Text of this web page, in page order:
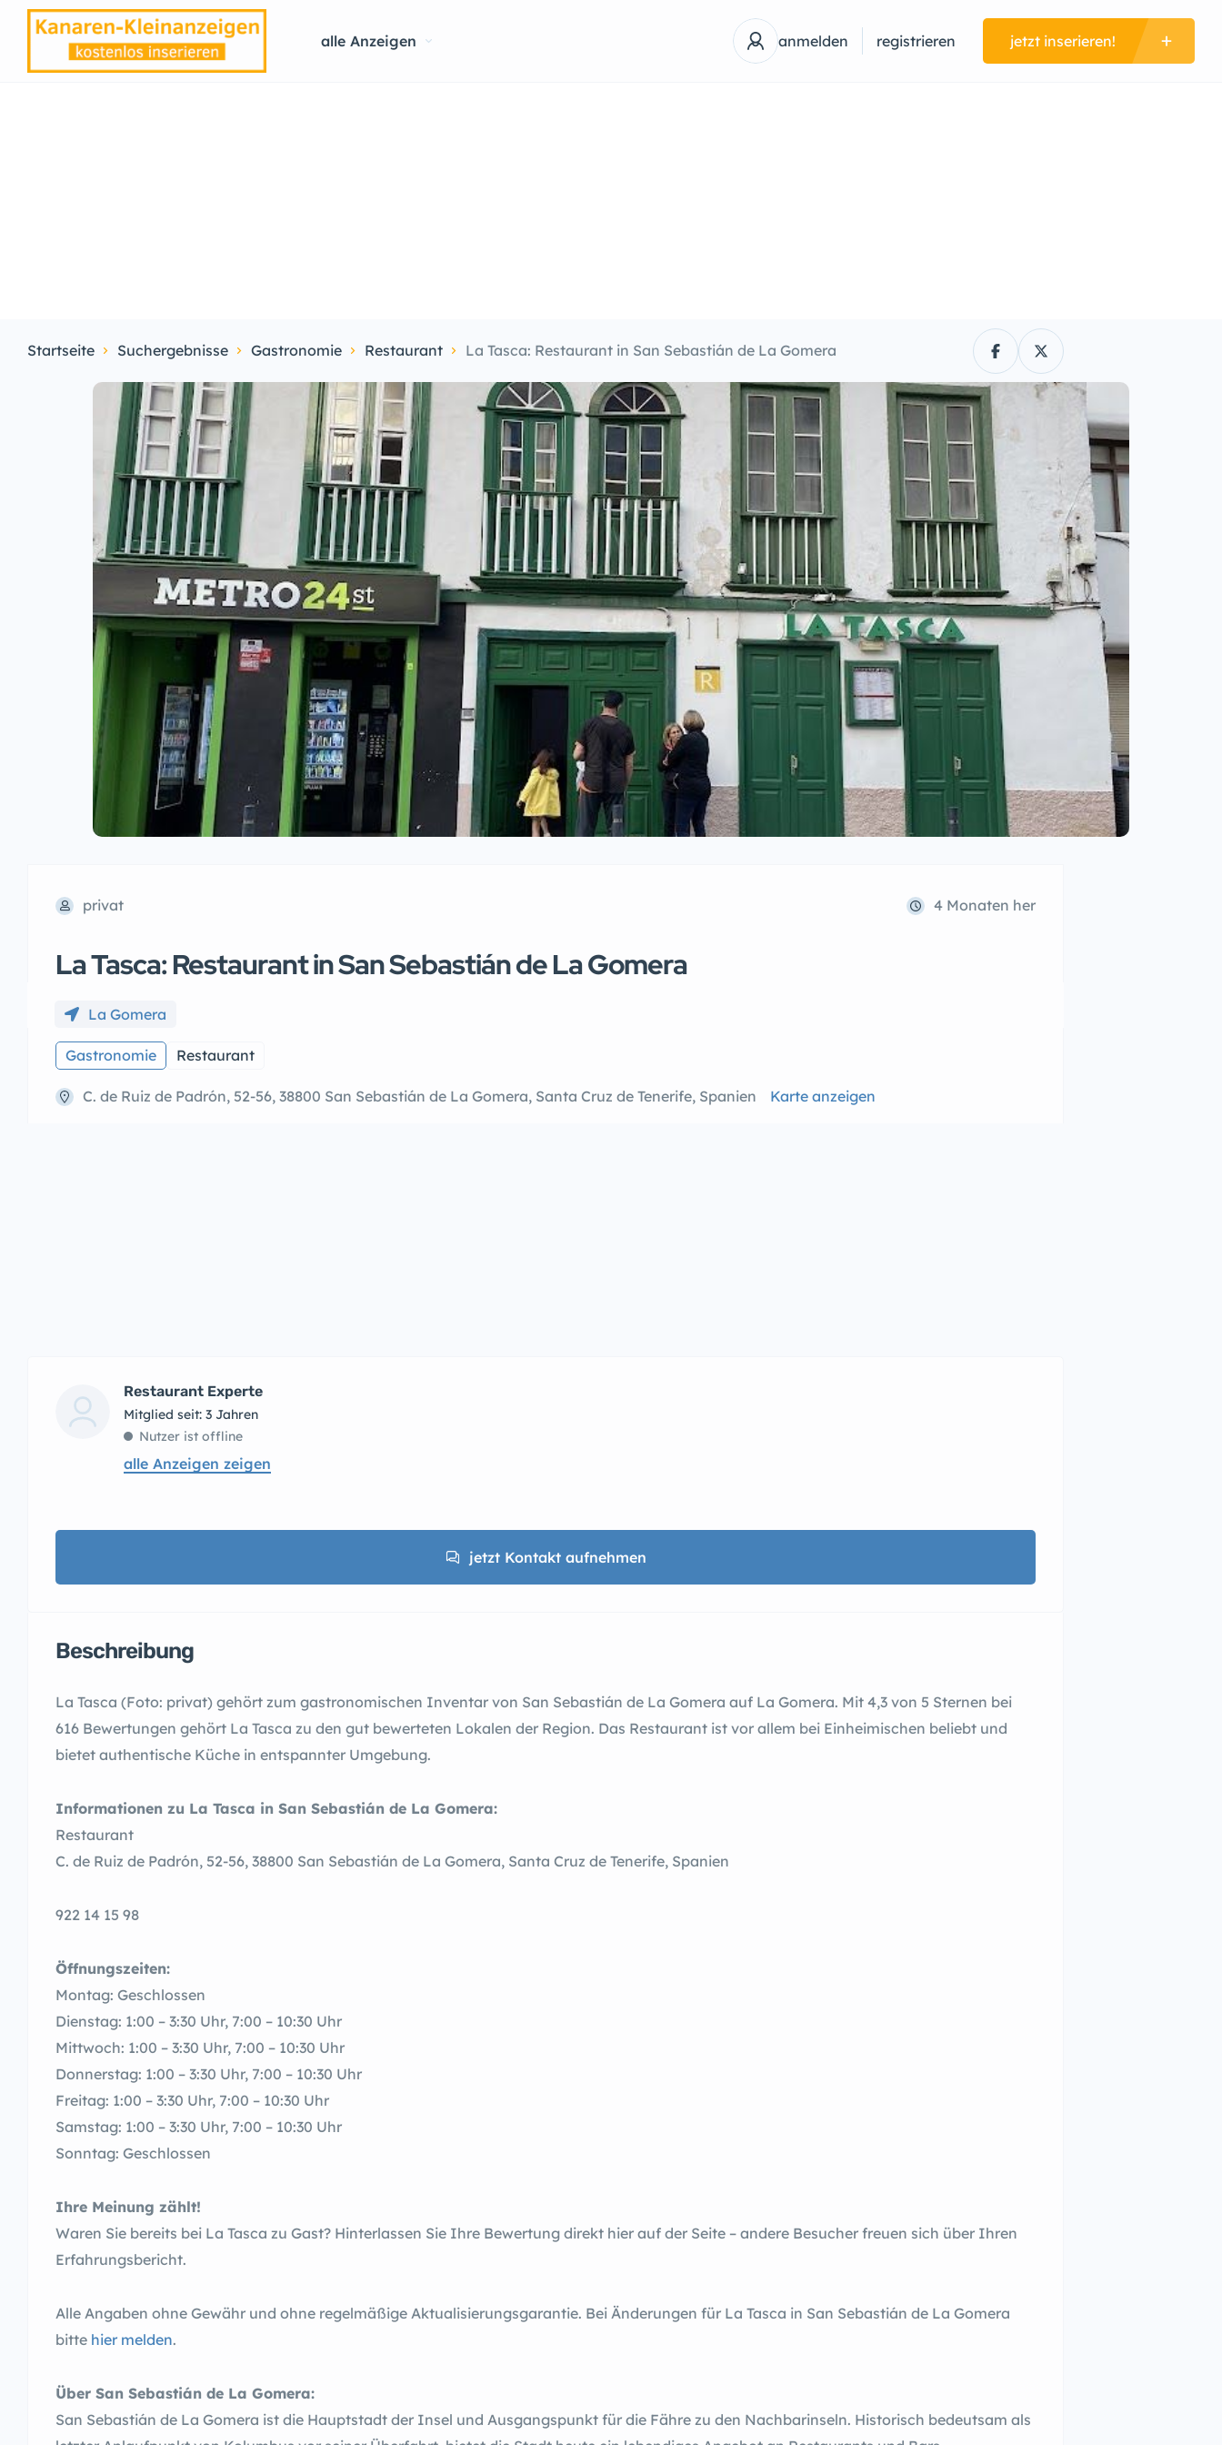
alle Anzeigen anmelden registrieren jetzt inserieren!
Startseite Suchergebnisse Gastronomie Restaurant La Tasca: Restaurant in San Sebastián de La Gomera
privat 4 Monaten her
La Tasca: Restaurant in San Sebastián de La Gomera
La Gomera
Gastronomie Restaurant
C. de Ruiz de Padrón, 52-56, 38800 San Sebastián de La Gomera, Santa Cruz de Tenerife, Spanien Karte anzeigen
Restaurant Experte
Mitglied seit: 3 Jahren
Nutzer ist offline
alle Anzeigen zeigen
jetzt Kontakt aufnehmen
Beschreibung
La Tasca (Foto: privat) gehört zum gastronomischen Inventar von San Sebastián de La Gomera auf La Gomera. Mit 4,3 von 5 Sternen bei
616 Bewertungen gehört La Tasca zu den gut bewerteten Lokalen der Region. Das Restaurant ist vor allem bei Einheimischen beliebt und
bietet authentische Küche in entspannter Umgebung.
Informationen zu La Tasca in San Sebastián de La Gomera:
Restaurant
C. de Ruiz de Padrón, 52-56, 38800 San Sebastián de La Gomera, Santa Cruz de Tenerife, Spanien
922 14 15 98
Öffnungszeiten:
Montag: Geschlossen
Dienstag: 1:00 – 3:30 Uhr, 7:00 – 10:30 Uhr
Mittwoch: 1:00 – 3:30 Uhr, 7:00 – 10:30 Uhr
Donnerstag: 1:00 – 3:30 Uhr, 7:00 – 10:30 Uhr
Freitag: 1:00 – 3:30 Uhr, 7:00 – 10:30 Uhr
Samstag: 1:00 – 3:30 Uhr, 7:00 – 10:30 Uhr
Sonntag: Geschlossen
Ihre Meinung zählt!
Waren Sie bereits bei La Tasca zu Gast? Hinterlassen Sie Ihre Bewertung direkt hier auf der Seite – andere Besucher freuen sich über Ihren
Erfahrungsbericht.
Alle Angaben ohne Gewähr und ohne regelmäßige Aktualisierungsgarantie. Bei Änderungen für La Tasca in San Sebastián de La Gomera
bitte hier melden.
Über San Sebastián de La Gomera:
San Sebastián de La Gomera ist die Hauptstadt der Insel und Ausgangspunkt für die Fähre zu den Nachbarinseln. Historisch bedeutsam als